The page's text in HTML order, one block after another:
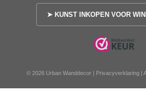
➤ KUNST INKOPEN VOOR
© 2026 Urban Wanddecor | Privacyverklaring |